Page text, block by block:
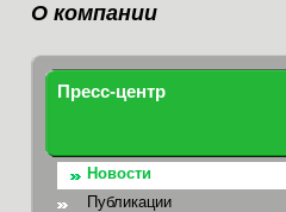
О компании
Пресс-центр
Новости
Публикации